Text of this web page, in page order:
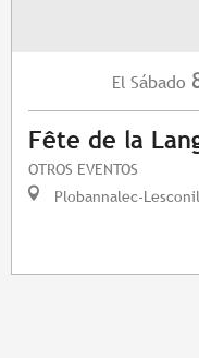
El Sábado
Fête de la
OTROS EVENTOS
Plobannalec-Lesconil